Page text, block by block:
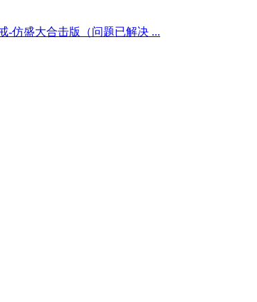
-仿盛大合击版（问题已解决 ...